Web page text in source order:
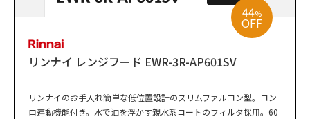
44%
OFF
リンナイ レンジフード EWR-3R-AP601SV
リンナイのお手入れ簡単な低位置設計のスリムファルコン型。コン
ロ連動機能付き。水で油を浮かす親水系コートのフィルタ採用。60